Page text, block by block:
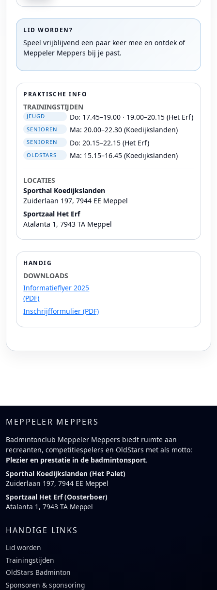
LID WORDEN?
Speel vrijblijvend een paar keer mee en ontdek of
Meppeler Meppers bij je past.
PRAKTISCHE INFO
TRAININGSTIJDEN
JEUGD Do: 17.45–19.00 · 19.00–20.15 (Het Erf)
SENIOREN Ma: 20.00–22.30 (Koedijkslanden)
SENIOREN Do: 20.15–22.15 (Het Erf)
OLDSTARS Ma: 15.15–16.45 (Koedijkslanden)
LOCATIES
Sporthal Koedijkslanden
Zuiderlaan 197, 7944 EE Meppel
Sportzaal Het Erf
Atalanta 1, 7943 TA Meppel
HANDIG
DOWNLOADS
Informatieflyer 2025
(PDF)
Inschrijfformulier (PDF)
MEPPELER MEPPERS
Badmintonclub Meppeler Meppers biedt ruimte aan
recreanten, competitiespelers en OldStars met als motto:
Plezier en prestatie in de badmintonsport.
Sporthal Koedijkslanden (Het Palet)
Zuiderlaan 197, 7944 EE Meppel
Sportzaal Het Erf (Oosterboer)
Atalanta 1, 7943 TA Meppel
HANDIGE LINKS
Lid worden
Trainingstijden
OldStars Badminton
Sponsoren & sponsoring